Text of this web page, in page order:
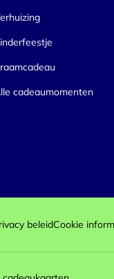
cadeaumomenten
beleidCookie